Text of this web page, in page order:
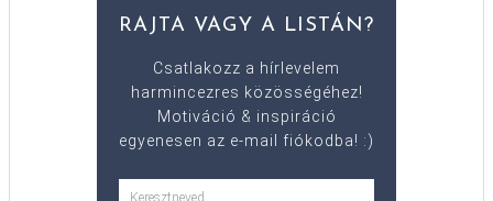
RAJTA VAGY A LISTÁN?
Csatlakozz a hírlevelem
harmincezres közösségéhez!
Motiváció & inspiráció
egyenesen az e-mail fiókodba! :)